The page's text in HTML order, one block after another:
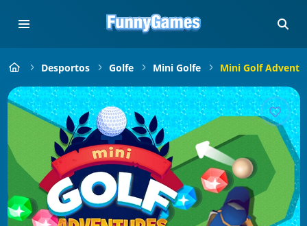
Desportos Golfe Mini Golfe Mini Golf